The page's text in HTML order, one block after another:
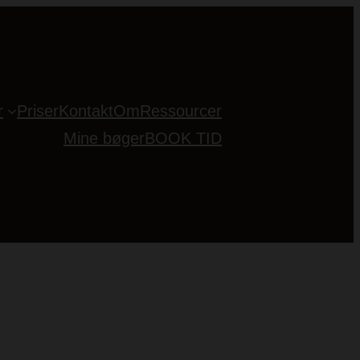
PriserKontaktOmRessourcer
Mine bøgerBOOK TID